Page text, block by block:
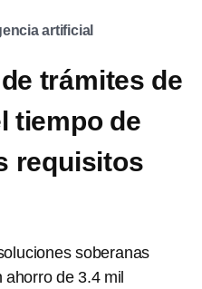
artificial
trámites de
tiempo de
requisitos
soberanas
de 3.4 mil